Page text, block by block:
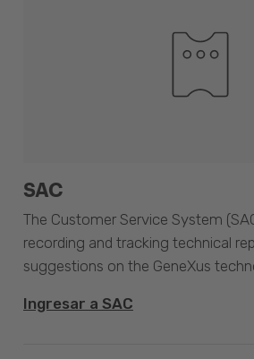
SAC
The Customer Service System
recording and tracking technical
suggestions on the GeneXus
Ingresar a SAC